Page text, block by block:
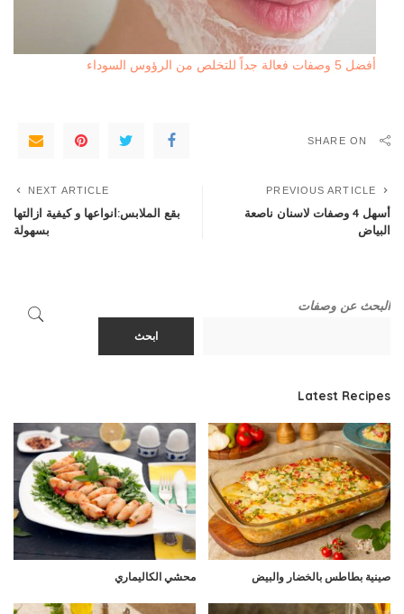
أفضل 5 وصفات فعالة جداً للتخلص من الرؤوس السوداء
SHARE ON
PREVIOUS ARTICLE
أسهل 4 وصفات لاسنان ناصعة
البياض
NEXT ARTICLE
بقع الملابس:انواعها و كيفية ازالتها
بسهولة
البحث عن وصفات
ابحث
Latest Recipes
صينية بطاطس بالخضار والبيض محشي الكاليماري